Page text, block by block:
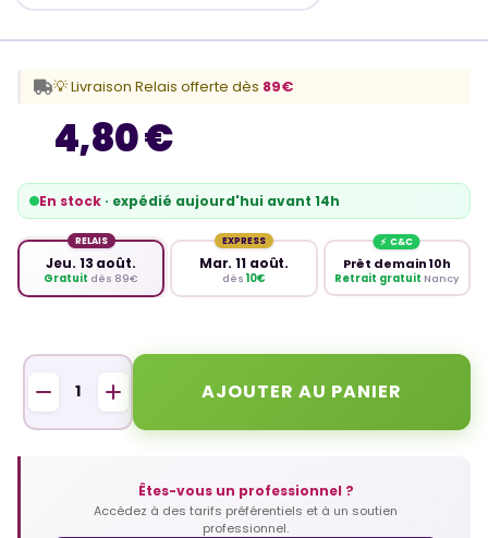
4,80 €
En stock · expédié aujourd'hui avant 14h
RELAIS
Jeu. 13 août.
Gratuit dès 89€
EXPRESS
Mar. 11 août.
dès 10€
Prêt demain 10h
Retrait gratuit Nancy
💡 Livraison Relais offerte dès 89€
AJOUTER AU PANIER
Êtes-vous un professionnel ?
Accédez à des tarifs préférentiels et à un soutien
professionnel.